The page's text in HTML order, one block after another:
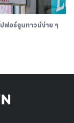
ฟอร์จูนทาวน์ง่าย ๆ